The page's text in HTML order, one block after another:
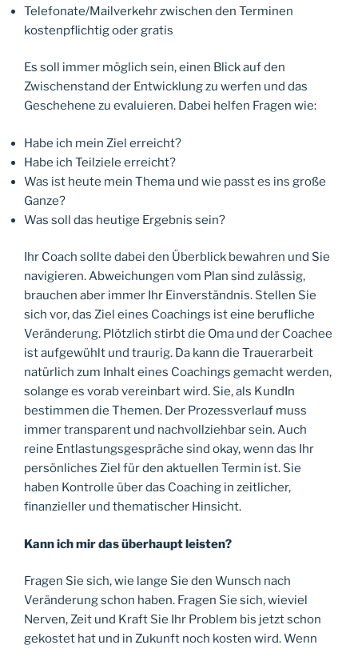
Telefonate/Mailverkehr zwischen den Terminen
kostenpflichtig oder gratis
Es soll immer möglich sein, einen Blick auf den
Zwischenstand der Entwicklung zu werfen und das
Geschehene zu evaluieren. Dabei helfen Fragen wie:
Habe ich mein Ziel erreicht?
Habe ich Teilziele erreicht?
Was ist heute mein Thema und wie passt es ins große
Ganze?
Was soll das heutige Ergebnis sein?
Ihr Coach sollte dabei den Überblick bewahren und Sie
navigieren. Abweichungen vom Plan sind zulässig,
brauchen aber immer Ihr Einverständnis. Stellen Sie
sich vor, das Ziel eines Coachings ist eine berufliche
Veränderung. Plötzlich stirbt die Oma und der Coachee
ist aufgewühlt und traurig. Da kann die Trauerarbeit
natürlich zum Inhalt eines Coachings gemacht werden,
solange es vorab vereinbart wird. Sie, als KundIn
bestimmen die Themen. Der Prozessverlauf muss
immer transparent und nachvollziehbar sein. Auch
reine Entlastungsgespräche sind okay, wenn das Ihr
persönliches Ziel für den aktuellen Termin ist. Sie
haben Kontrolle über das Coaching in zeitlicher,
finanzieller und thematischer Hinsicht.
Kann ich mir das überhaupt leisten?
Fragen Sie sich, wie lange Sie den Wunsch nach
Veränderung schon haben. Fragen Sie sich, wieviel
Nerven, Zeit und Kraft Sie Ihr Problem bis jetzt schon
gekostet hat und in Zukunft noch kosten wird. Wenn